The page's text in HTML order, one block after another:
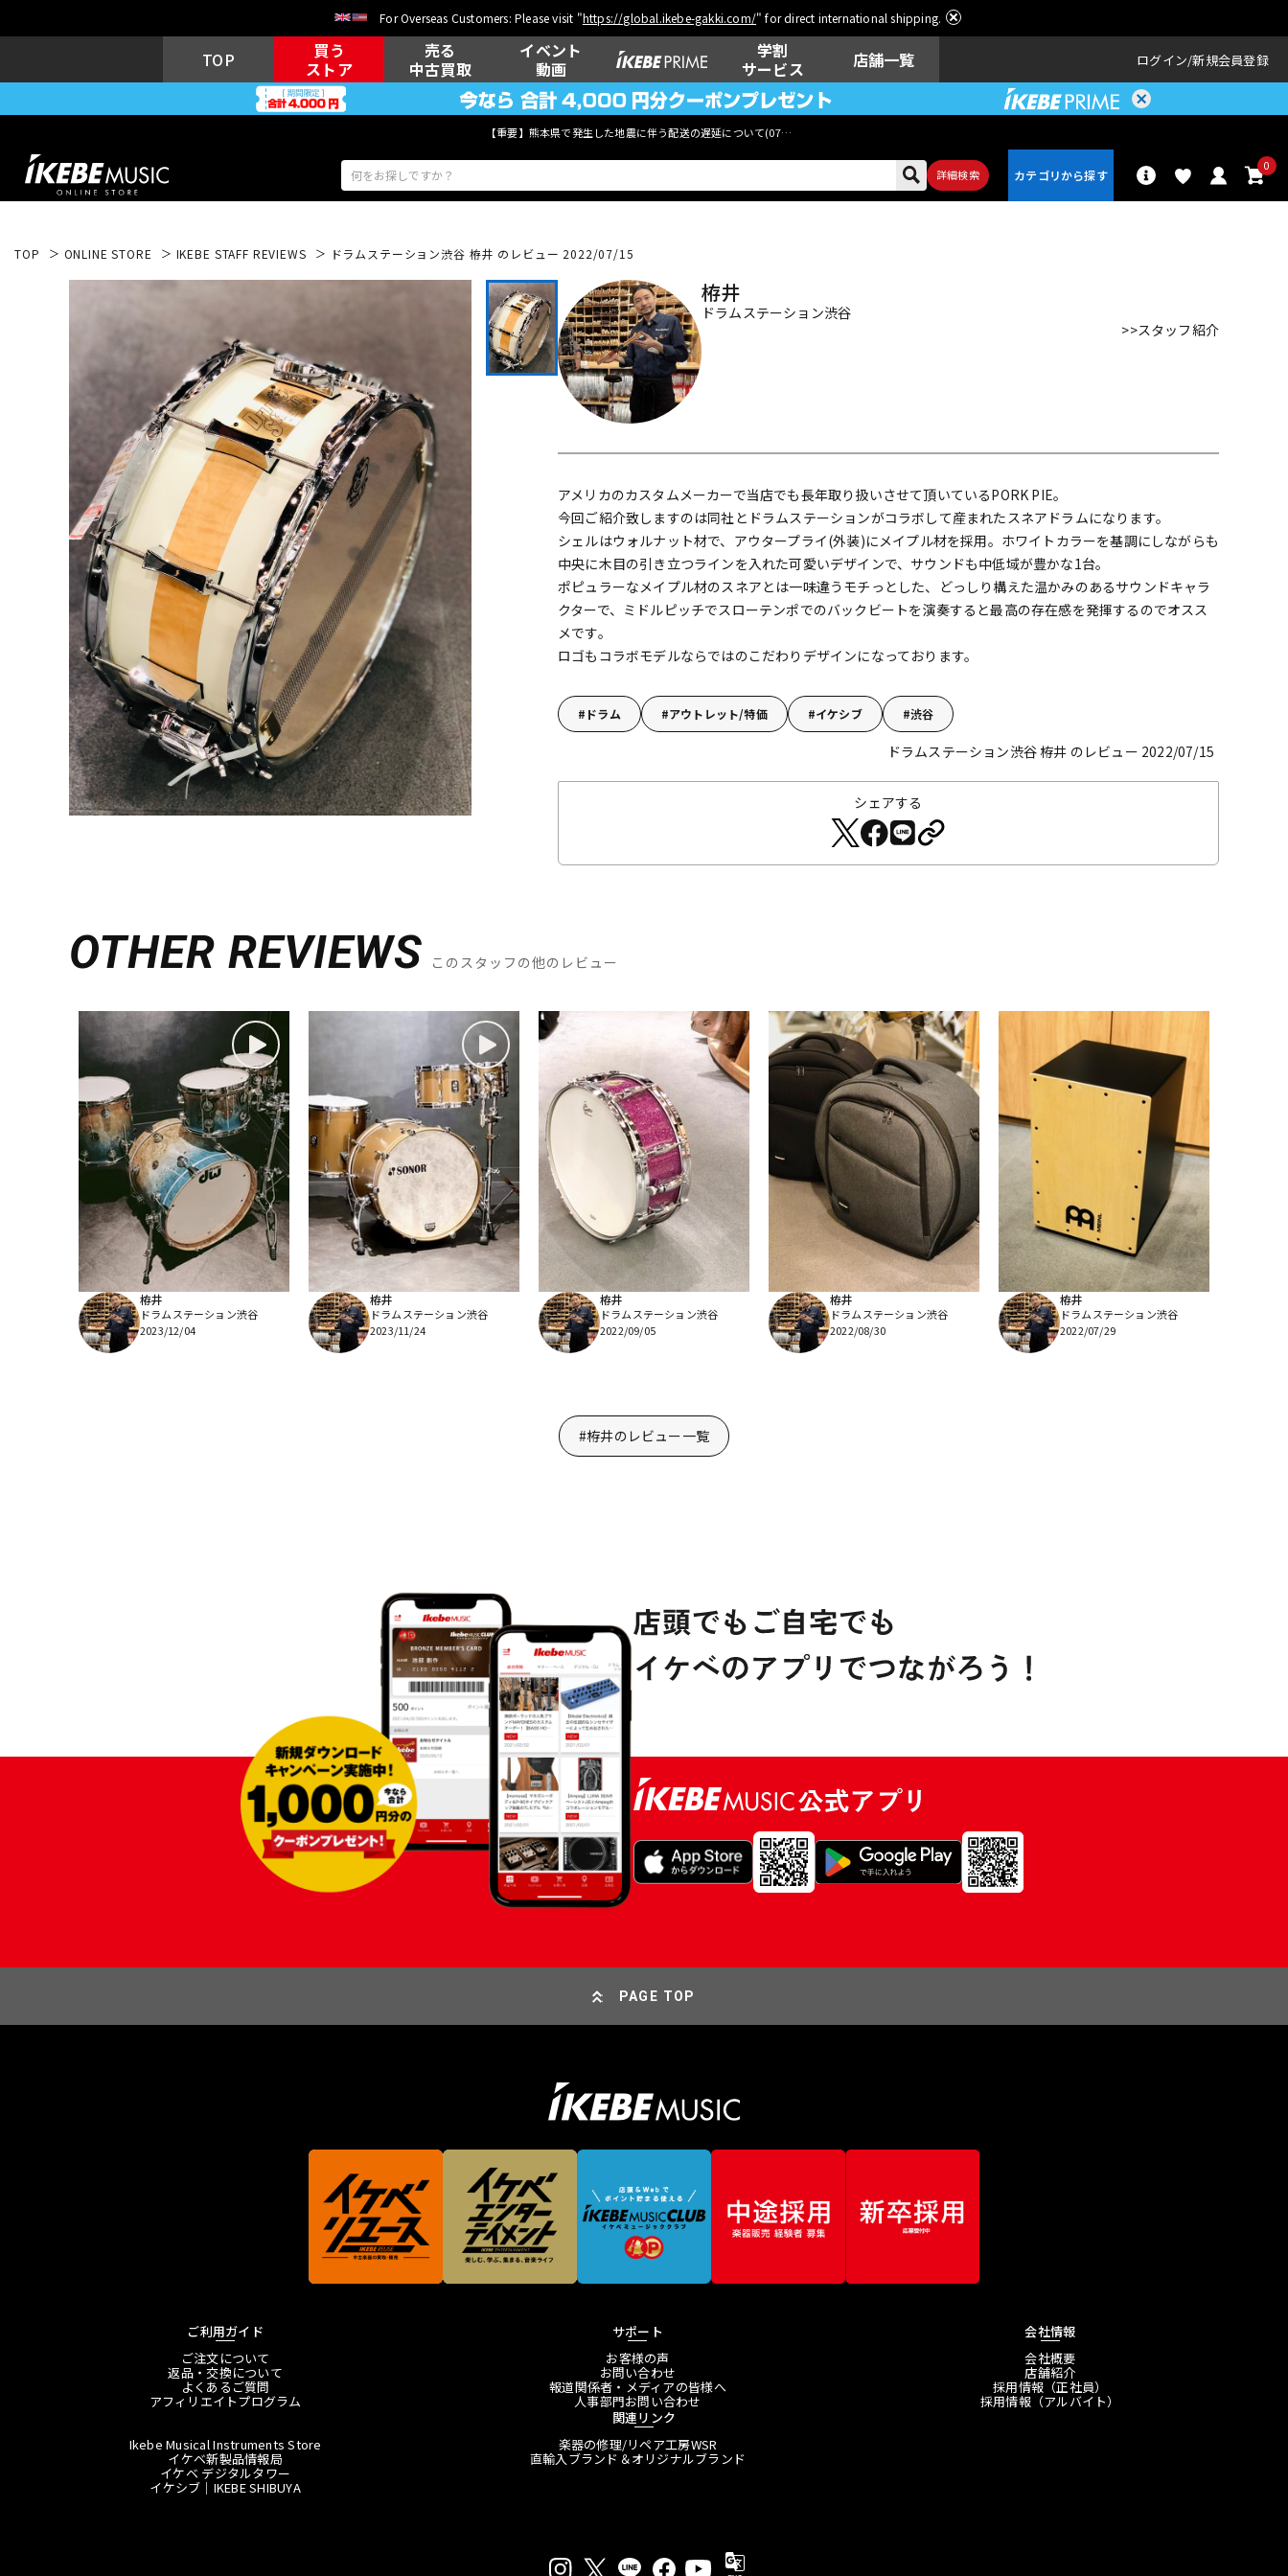
For Overseas Customers: Please visit "https://global.ikebe-gakki.com/" for direct international shipping.
TOP
買う
ストア
売る
中古買取
イベント
動画
学割
サービス
店舗一覧 ログイン 新規会員登録
【重要】熊本県で発生した地震に伴う配送の遅延について(07月29日
詳細検索
0
エレキギター アコギ/エレ
アコ ベース
キーボード 電子ピアノ 管楽器
DJ機器 DTM イン納品 グ機器 機器 リ
中古 ヴィンテージ
TOP ONLINE STORE IKEBE STAFF REVIEWS ドラムステーション渋谷 栫井 のレビュー 2022/07/15
栫井
ドラムステーション渋谷
>>スタッフ紹介
アメリカのカスタムメーカーで当店でも長年取り扱いさせて頂いているPORK PIE。
今回ご紹介致しますのは同社とドラムステーションがコラボして産まれたスネアドラムになります。
シェルはウォルナット材で、アウタープライ(外装)にメイプル材を採用。ホワイトカラーを基調にしながらも
中央に木目の引き立つラインを入れた可愛いデザインで、サウンドも中低域が豊かな1台。
ポピュラーなメイプル材のスネアとは一味違うモチっとした、どっしり構えた温かみのあるサウンドキャラ
クターで、ミドルピッチでスローテンポでのバックビートを演奏すると最高の存在感を発揮するのでオスス
メです。
ロゴもコラボモデルならではのこだわりデザインになっております。
ドラム アウトレット/特価 イケシブ 渋谷
ドラムステーション渋谷 栫井 のレビュー 2022/07/15
シェアする
OTHER REVIEWS このスタッフの他のレビュー
栫井
ドラムステーション渋谷
2023/12/04
栫井
ドラムステーション渋谷
2023/11/24
栫井
ドラムステーション渋谷
2022/09/05
栫井
ドラムステーション渋谷
2022/08/30
栫井
ドラムステーション渋谷
2022/07/29
#栫井のレビュー一覧
PAGE TOP
ご利用ガイド
ご注文について
返品・交換について
よくあるご質問
アフィリエイトプログラム
サポート
お客様の声
お問い合わせ
報道関係者・メディアの皆様へ
人事部門お問い合わせ
会社情報
会社概要
店舗紹介
採用情報（正社員）
採用情報（アルバイト）
関連リンク
Ikebe Musical Instruments Store
イケベ新製品情報局
イケベ デジタルタワー
イケシブ｜IKEBE SHIBUYA
楽器の修理/リペア工房WSR
直輸入ブランド＆オリジナルブランド